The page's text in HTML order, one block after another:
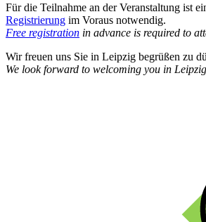
Für die Teilnahme an der Veranstaltung ist
Registrierung im Voraus notwendig.
Free registration in advance is required to
Wir freuen uns Sie in Leipzig begrüßen zu
We look forward to welcoming you in